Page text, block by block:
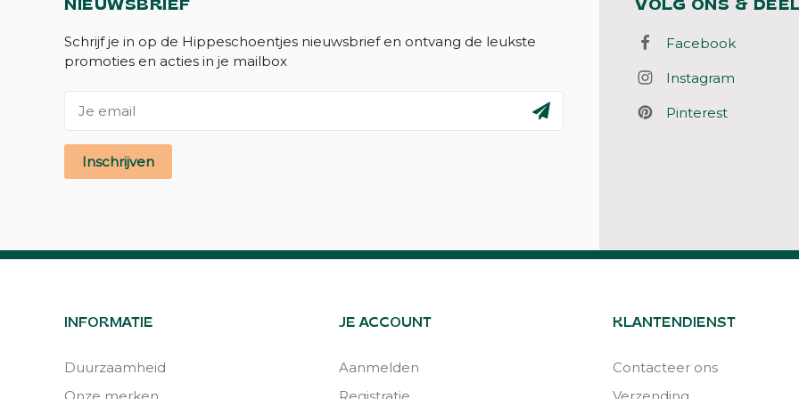
NIEUWSBRIEF
Schrijf je in op de Hippeschoentjes nieuwsbrief en ontvang de leukste
promoties en acties in je mailbox
Inschrijven
VOLG ONS &
Facebook
Instagram
Pinterest
INFORMATIE
Duurzaamheid
JE ACCOUNT
Aanmelden
KLANTENDIENST
Contacteer ons